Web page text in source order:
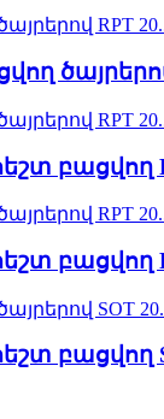
բացվող
բացվող
բացվող